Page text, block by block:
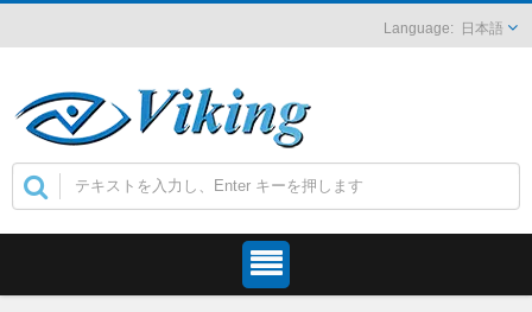
日本語